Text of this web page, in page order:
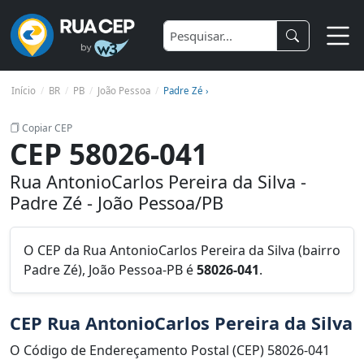
Início BR PB João Pessoa Padre Zé ›
Copiar CEP
CEP 58026-041
Rua AntonioCarlos Pereira da Silva -
Padre Zé - João Pessoa/PB
O CEP da Rua AntonioCarlos Pereira da Silva (bairro
Padre Zé), João Pessoa-PB é58026-041.
CEP Rua AntonioCarlos Pereira da Silva
O Código de Endereçamento Postal (CEP) 58026-041